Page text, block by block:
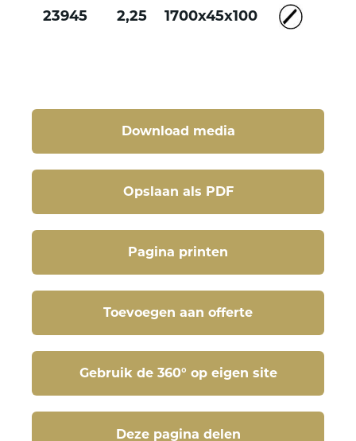
Download media
Opslaan als PDF
Pagina printen
Toevoegen aan offerte
Gebruik de 360° op eigen site
Deze pagina delen
23945 2,25 1700x45x100